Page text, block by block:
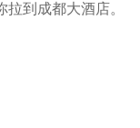
到成都大酒店。